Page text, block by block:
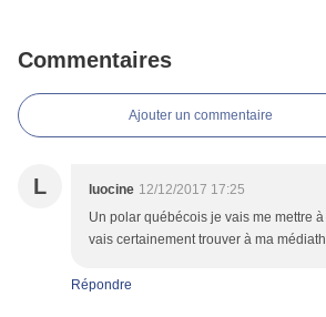
Commentaires
Ajouter un commentaire
L luocine 12/12/2017 17:25
Un polar québécois je vais me mettre
vais certainement trouver à ma
Répondre